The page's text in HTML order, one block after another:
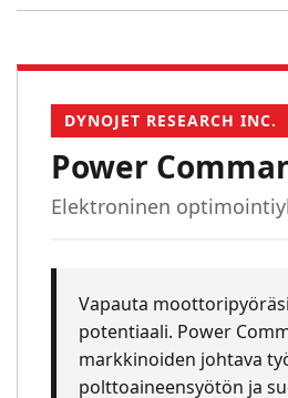
DYNOJET RESEARCH INC.
Power
Elektroninen
Vapauta
potentiaali. Power
markkinoiden johtava
polttoaineensyötön ja